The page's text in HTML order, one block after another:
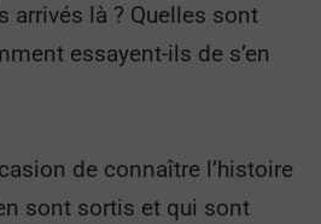
arrivés là ? Quelles sont
essayent-ils de s’en
de connaître l’histoire
sont sortis et qui sont